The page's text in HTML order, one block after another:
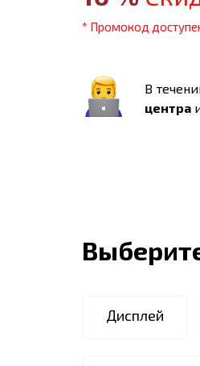
* Промокод
В
центра
Дисплей